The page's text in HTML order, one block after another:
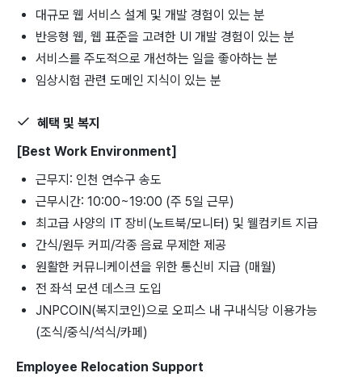
대규모 웹 서비스 설계 및 개발 경험이 있는 분
반응형 웹, 웹 표준을 고려한 UI 개발 경험이 있는 분
서비스를 주도적으로 개선하는 일을 좋아하는 분
임상시험 관련 도메인 지식이 있는 분
혜택 및 복지
[Best Work Environment]
근무지: 인천 연수구 송도
근무시간: 10:00~19:00 (주 5일 근무)
최고급 사양의 IT 장비(노트북/모니터) 및 웰컴키트 지급
간식/원두 커피/각종 음료 무제한 제공
원활한 커뮤니케이션을 위한 통신비 지급 (매월)
전 좌석 모션 데스크 도입
JNPCOIN(복지코인)으로 오피스 내 구내식당 이용가능
(조식/중식/석식/카페)
Employee Relocation Support